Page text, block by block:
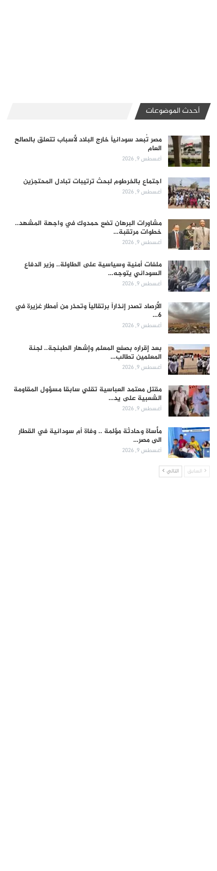
أحدث الموضوعات
مصر تُبعد سودانياً خارج البلاد لأسباب تتعلق بالصالح
العام
أغسطس 9, 2026
اجتماع بالخرطوم لبحث ترتيبات تبادل المحتجزين
أغسطس 9, 2026
مشاورات البرهان تضع حمدوك في واجهة المشهد..
خطوات مرتقبة…
أغسطس 9, 2026
ملفات أمنية وسياسية على الطاولة.. وزير الدفاع
السوداني يتوجه…
أغسطس 9, 2026
الأرصاد تصدر إنذاراً برتقالياً وتحذر من أمطار غزيرة في
6…
أغسطس 9, 2026
بعد إقراره بصفع المعلم وإشهار الطبنجة.. لجنة
المعلمين تطالب…
أغسطس 9, 2026
مقتل معتمد العباسية تقلي سابقا مسؤول المقاومة
الشعبية على يد…
أغسطس 9, 2026
مأساة وحادثة مؤلمة .. وفاة أم سودانية في القطار
الى مصر…
أغسطس 9, 2026
السابق التالي